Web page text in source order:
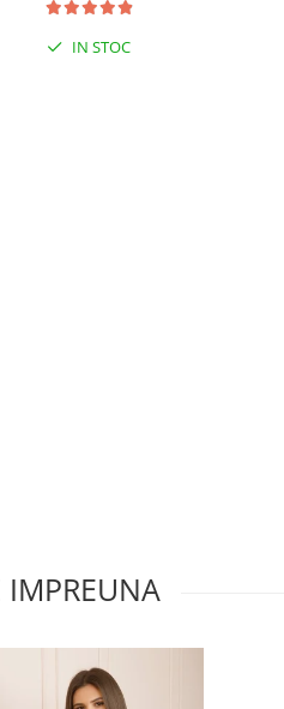
IN STOC
IMPREUNA